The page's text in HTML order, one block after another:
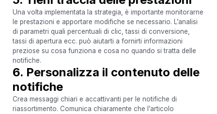
Una volta implementata la strategia, è importante monitorarne
le prestazioni e apportare modifiche se necessario. L’analisi
di parametri quali percentuali di clic, tassi di conversione,
tassi di apertura ecc. può aiutarti a fornirti informazioni
preziose su cosa funziona e cosa no quando si tratta delle
notifiche.
6. Personalizza il contenuto delle
notifiche
Crea messaggi chiari e accattivanti per le notifiche di
riassortimento. Comunica chiaramente che l’articolo